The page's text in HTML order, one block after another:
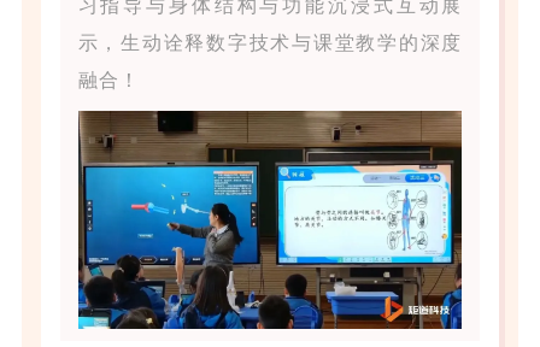
习指导与身体结构与功能沉浸式互动展
示，生动诠释数字技术与课堂教学的深度
融合！